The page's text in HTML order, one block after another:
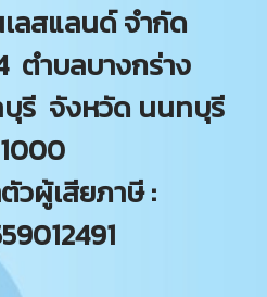
ลสแลนด์ จำกัด
ตำบลบางกร่าง
บุรี จังหวัด นนทบุรี
ตัวผู้เสียภาษี :